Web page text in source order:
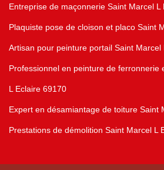
Entreprise de maçonnerie Saint Marcel L
Plaquiste pose de cloison et placo Saint
Artisan pour peinture portail Saint Marcel
Professionnel en peinture de ferronnerie
L Eclaire 69170
Expert en désamiantage de toiture Saint
Prestations de démolition Saint Marcel L